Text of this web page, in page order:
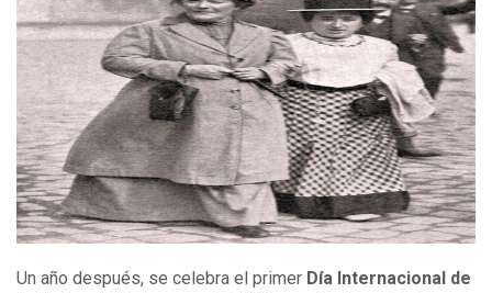
Un año después, se celebra el primer Día Internacional de